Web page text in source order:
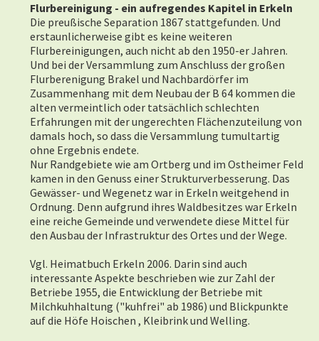
Flurbereinigung - ein aufregendes Kapitel in Erkeln
Die preußische Separation 1867 stattgefunden. Und
erstaunlicherweise gibt es keine weiteren
Flurbereinigungen, auch nicht ab den 1950-er Jahren.
Und bei der Versammlung zum Anschluss der großen
Flurberenigung Brakel und Nachbardörfer im
Zusammenhang mit dem Neubau der B 64 kommen die
alten vermeintlich oder tatsächlich schlechten
Erfahrungen mit der ungerechten Flächenzuteilung von
damals hoch, so dass die Versammlung tumultartig
ohne Ergebnis endete.
Nur Randgebiete wie am Ortberg und im Ostheimer Feld
kamen in den Genuss einer Strukturverbesserung. Das
Gewässer- und Wegenetz war in Erkeln weitgehend in
Ordnung. Denn aufgrund ihres Waldbesitzes war Erkeln
eine reiche Gemeinde und verwendete diese Mittel für
den Ausbau der Infrastruktur des Ortes und der Wege.
Vgl. Heimatbuch Erkeln 2006. Darin sind auch
interessante Aspekte beschrieben wie zur Zahl der
Betriebe 1955, die Entwicklung der Betriebe mit
Milchkuhhaltung ("kuhfrei" ab 1986) und Blickpunkte
auf die Höfe Hoischen , Kleibrink und Welling.